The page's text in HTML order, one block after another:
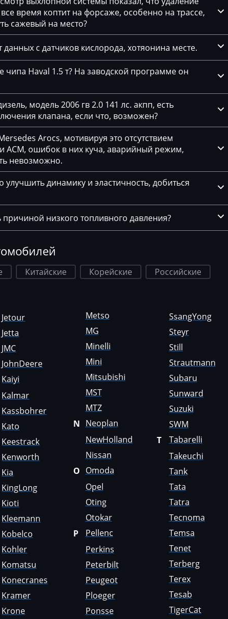
1.5
время коптит на форсаже, особенно на трассе,
сажевый на место?
с датчиков кислорода, хотяонина месте.
чипа Haval 1.5 т? На заводской программе он
модель 2006 гв 2.0 141 лс. акпп, есть
клапана, если что, возможен?
Arocs, мотивируя это отсутствием
ACM, ошибок в них куча, аварийный режим,
невозможно.
динамику и эластичность, добиться
низкого топливного давления?
Китайские Корейские
Российские
Jetour
Jetta
JMC
JohnDeere
Kaiyi
Kalmar
Kassbohrer
Kato
Keestrack
Kenworth
Kia
KingLong
Kioti
Kleemann
Kobelco
Kohler
Komatsu
Konecranes
Kramer
Krone
Metso
MG
Minelli
Mini
Mitsubishi
MST
MTZ
N Neoplan
NewHolland
Nissan
O Omoda
Opel
Oting
Otokar
P
Pellenc
Perkins
Peterbilt
Peugeot
Ploeger
Ponsse
SsangYong
Steyr
Still
Strautmann
Subaru
Sunward
Suzuki
SWM
T
Tabarelli
Takeuchi
Tank
Tata
Tatra
Tecnoma
Temsa
Tenet
Terberg
Terex
Tesab
TigerCat